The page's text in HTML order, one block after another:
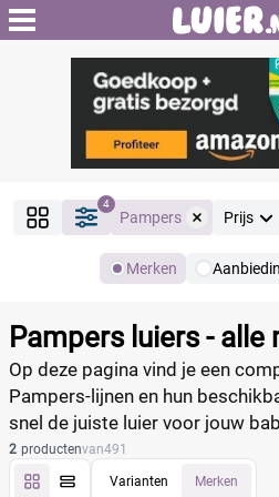
4
Pampers Prijs
Merken
Filter
Merk
Pampers luiers -
Op deze pagina vind je een
Pampers‑lijnen en hun
snel de juiste luier voor jouw
2 productenvan491
Varianten Merken